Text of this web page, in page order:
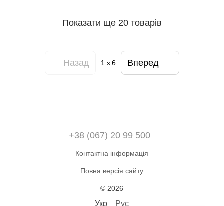
Показати ще 20 товарів
Назад 1з 6 Вперед
+38 (067) 20 99 500
Контактна інформація
Повна версія сайту
© 2026
Укр Рус